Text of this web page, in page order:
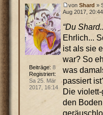
von Shard »
Aug 2017, 20:44
“Du
Ehrlich...
ist als sie
war? So
was
passiert
Die
den
Beiträge: 8
Registriert:
Sa 25. Mär
2017, 16:14